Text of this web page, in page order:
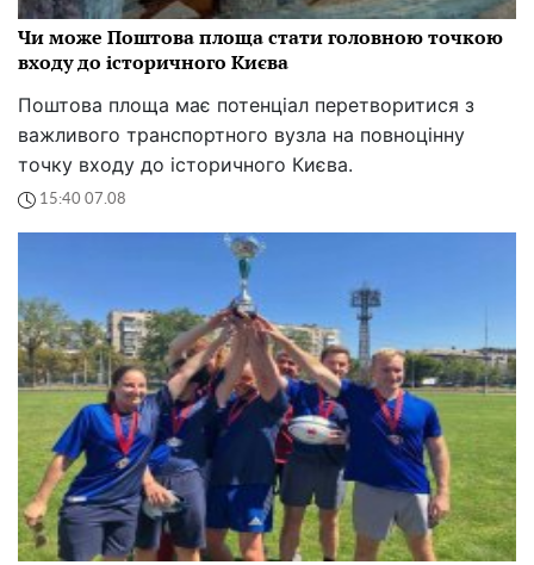
Чи може Поштова площа стати головною точкою
входу до історичного Києва
Поштова площа має потенціал перетворитися з
важливого транспортного вузла на повноцінну
точку входу до історичного Києва.
15:40 07.08